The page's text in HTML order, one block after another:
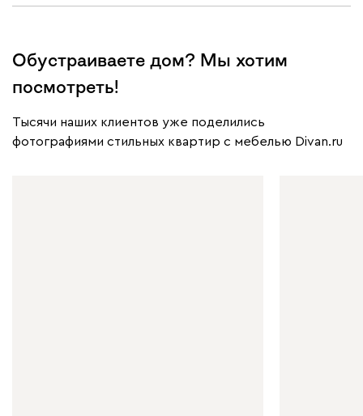
Обустраиваете дом? Мы хотим
посмотреть!
Тысячи наших клиентов уже поделились
фотографиями стильных квартир с мебелью Divan.ru